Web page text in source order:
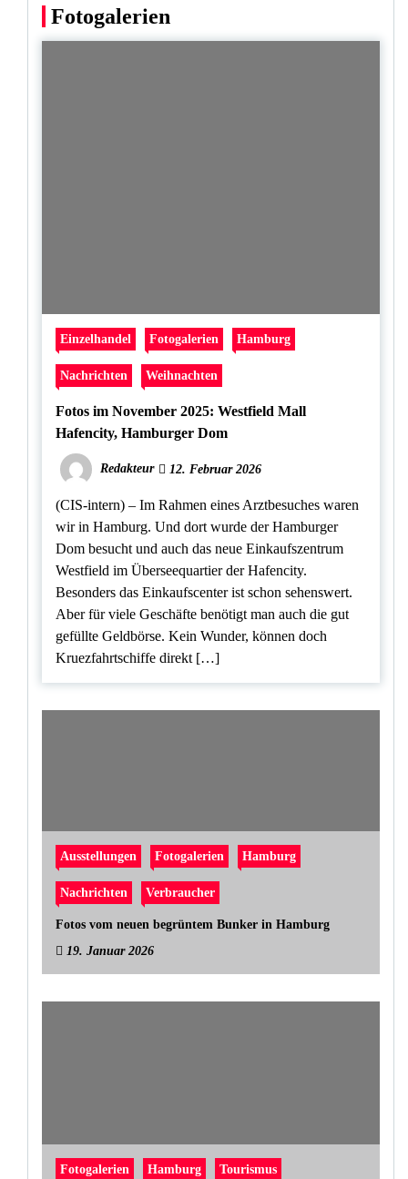
Fotogalerien
Einzelhandel Fotogalerien Hamburg
Nachrichten Weihnachten
Fotos im November 2025: Westfield Mall
Hafencity, Hamburger Dom
Redakteur 12. Februar 2026
(CIS-intern) – Im Rahmen eines Arztbesuches waren
wir in Hamburg. Und dort wurde der Hamburger
Dom besucht und auch das neue Einkaufszentrum
Westfield im Überseequartier der Hafencity.
Besonders das Einkaufscenter ist schon sehenswert.
Aber für viele Geschäfte benötigt man auch die gut
gefüllte Geldbörse. Kein Wunder, können doch
Kruezfahrtschiffe direkt […]
Ausstellungen Fotogalerien Hamburg
Nachrichten Verbraucher
Fotos vom neuen begrüntem Bunker in Hamburg
19. Januar 2026
Fotogalerien Hamburg Tourismus